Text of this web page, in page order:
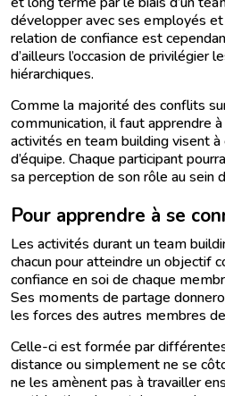
développer avec ses employés
relation de confiance est
d’ailleurs l’occasion de privilégier
hiérarchiques.
Comme la majorité des conflits
communication, il faut apprendre
activités en team building visent
d’équipe. Chaque participant
sa perception de son rôle au sein
Pour apprendre à se
Les activités durant un team
chacun pour atteindre un objectif
confiance en soi de chaque
Ses moments de partage
les forces des autres membres
Celle-ci est formée par
distance ou simplement ne se
ne les amènent pas à travailler